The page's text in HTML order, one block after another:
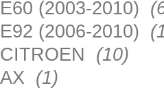
E60 (2003-2010)
E92 (2006-2010)
CITROEN (10)
AX (1)